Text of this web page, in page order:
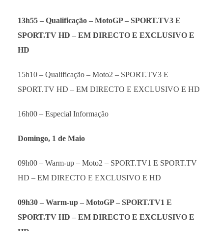
13h55 – Qualificação – MotoGP – SPORT.TV3 E
SPORT.TV HD – EM DIRECTO E EXCLUSIVO E
HD
15h10 – Qualificação – Moto2 – SPORT.TV3 E
SPORT.TV HD – EM DIRECTO E EXCLUSIVO E HD
16h00 – Especial Informação
Domingo, 1 de Maio
09h00 – Warm-up – Moto2 – SPORT.TV1 E SPORT.TV
HD – EM DIRECTO E EXCLUSIVO E HD
09h30 – Warm-up – MotoGP – SPORT.TV1 E
SPORT.TV HD – EM DIRECTO E EXCLUSIVO E